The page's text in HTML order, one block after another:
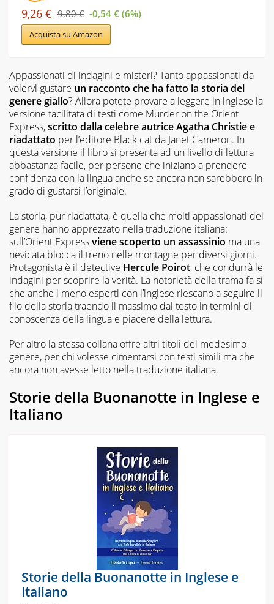
9,26 € 9,80 € -0,54 € (6%)
Acquista su Amazon
Appassionati di indagini e misteri? Tanto appassionati da
volervi gustare un racconto che ha fatto la storia del
genere giallo? Allora potete provare a leggere in inglese la
versione facilitata di testi come Murder on the Orient
Express,scritto dalla celebre autrice Agatha Christie e
riadattato per l’editore Black cat da Janet Cameron. In
questa versione il libro si presenta ad un livello di lettura
abbastanza facile, per persone che iniziano a prendere
confidenza con la lingua anche se ancora non sarebbero in
grado di gustarsi l’originale.
La storia, pur riadattata, è quella che molti appassionati del
genere hanno apprezzato nella traduzione italiana:
sull’Orient Expressviene scoperto un assassinio ma una
nevicata blocca il treno nelle montagne per diversi giorni.
Protagonista è il detective Hercule Poirot, che condurrà le
indagini per scoprire la verità. La notorietà della trama fa sì
che anche i meno esperti con l’inglese riescano a seguire il
filo della storia traendo il massimo dal testo in termini di
conoscenza della lingua e piacere della lettura.
Per altro la stessa collana offre altri titoli del medesimo
genere, per chi volesse cimentarsi con testi simili ma che
ancora non avesse letto nella traduzione italiana.
Storie della Buonanotte in Inglese e
Italiano
Storie della Buonanotte in Inglese e
Italiano